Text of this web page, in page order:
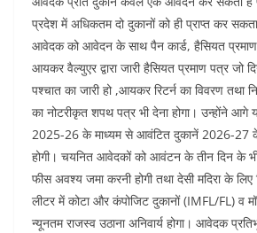
प्रदेश में अधिकतम दो दुकानों को ही प्राप्त कर
आवेदक को आवेदन के साथ पैन कार्ड, हैसियत
आयकर वैल्युएर द्वारा जारी हैसियत प्रमाण पत्र
पश्चात का जारी हो ,आयकर रिटर्न का विवरण तथा
का नोटरीकृत शपथ पत्र भी देना होगा। उन्होंने आगे
2025-26 के माध्यम से आवंटित दुकानें 2026-27 के
होगी। चयनित आवेदकों को आवंटन के तीन दिन के
फीस अवश्य जमा करनी होगी तथा देसी मदिरा के लिए
लीटर में कोटा और कंपोजिट दुकानों (IMFL/FL) व
न्यूनतम राजस्व उठाना अनिवार्य होगा। आवेदक